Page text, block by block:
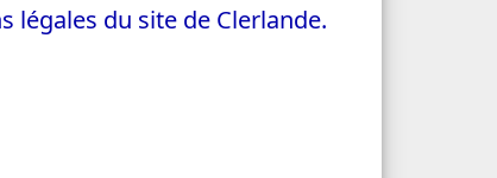
légales du site de Clerlande.